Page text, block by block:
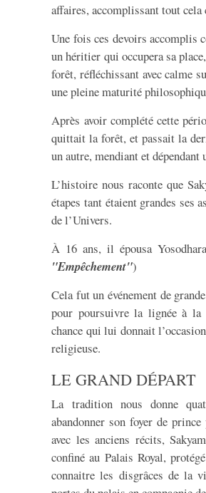
affaires, accomplissant tout
Une fois ces devoirs accomplis
un héritier qui occupera sa
forêt, réfléchissant avec calme
une pleine maturité
Après avoir complété cette
quittait la forêt, et passait la
un autre, mendiant et dépendant
L’histoire nous raconte que
étapes tant étaient grandes ses
de l’Univers.
À 16 ans, il épousa
"Empêchement")
Cela fut un événement de
pour poursuivre la lignée à la
chance qui lui donnait
religieuse.
LE GRAND DÉPART
La tradition nous donne
abandonner son foyer de
avec les anciens récits,
confiné au Palais Royal,
connaitre les disgrâces de la